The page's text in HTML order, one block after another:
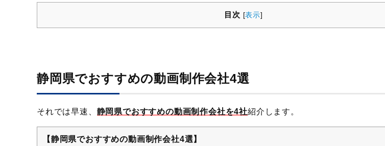
目次 [表示]
静岡県でおすすめの動画制作会社4選
それでは早速、 静岡県でおすすめの動画制作会社を4社紹介します。
【静岡県でおすすめの動画制作会社4選】